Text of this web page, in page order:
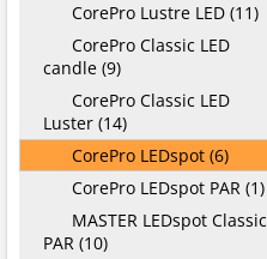
CorePro Lustre LED (11)
CorePro Classic LED
candle (9)
CorePro Classic LED
Luster (14)
CorePro LEDspot (6)
CorePro LEDspot PAR (1)
MASTER LEDspot Classic
PAR (10)